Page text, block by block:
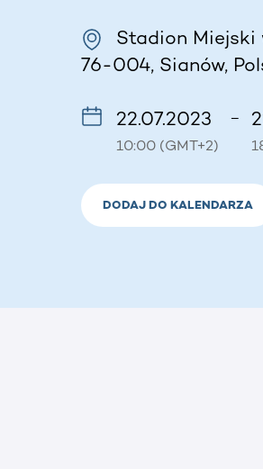
Stadion Miejski
76-004, Sianów,
22.07.2023
10:00 (GMT+2)
–
DODAJ DO KALENDARZA